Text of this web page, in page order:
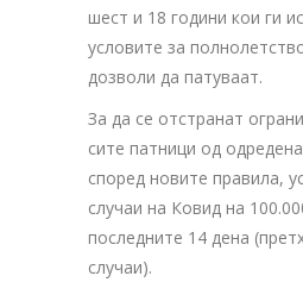
шест и 18 години кои ги
условите за
дозволи да патуваат.
За да се отстранат
сите патници од
според новите правила,
случаи на Ковид на
последните 14 дена
случаи).